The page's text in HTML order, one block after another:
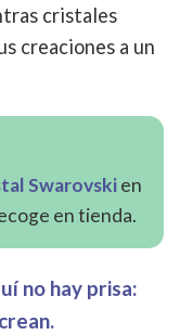
cristales
creaciones a un
Swarovskien
en tienda.
no hay prisa: